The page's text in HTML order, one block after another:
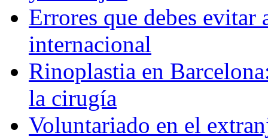
Errores que debes
internacional
Rinoplastia en
la cirugía
Voluntariado en el